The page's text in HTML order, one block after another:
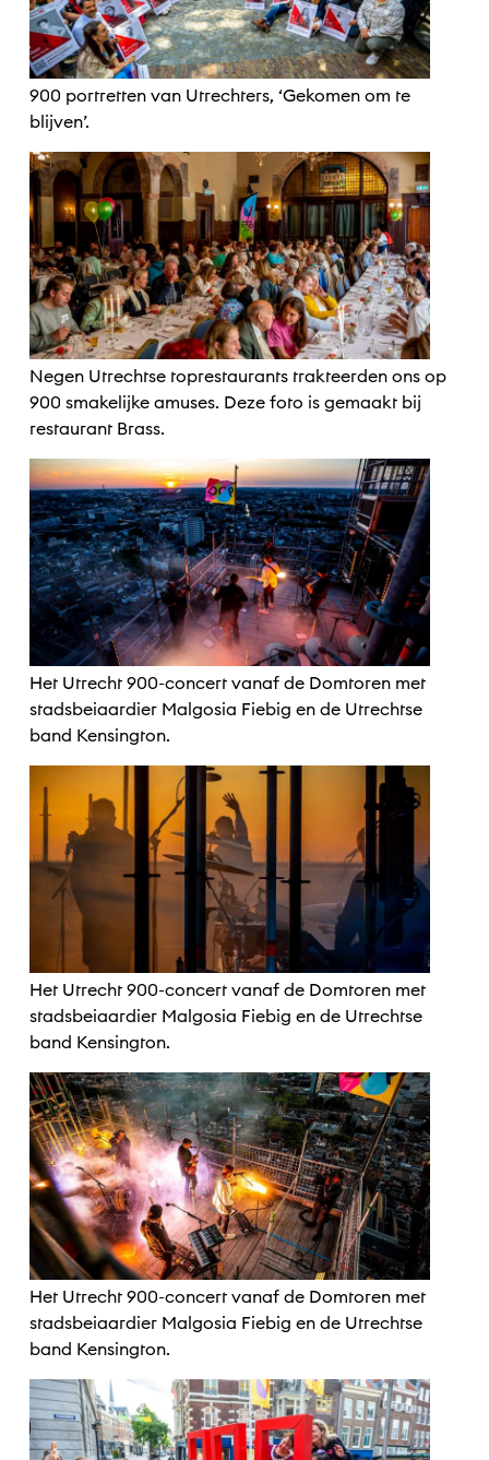
900 portretten van Utrechters, ‘Gekomen om te
blijven’.
Negen Utrechtse toprestaurants trakteerden ons op
900 smakelijke amuses. Deze foto is gemaakt bij
restaurant Brass.
Het Utrecht 900-concert vanaf de Domtoren met
stadsbeiaardier Malgosia Fiebig en de Utrechtse
band Kensington.
Het Utrecht 900-concert vanaf de Domtoren met
stadsbeiaardier Malgosia Fiebig en de Utrechtse
band Kensington.
Het Utrecht 900-concert vanaf de Domtoren met
stadsbeiaardier Malgosia Fiebig en de Utrechtse
band Kensington.